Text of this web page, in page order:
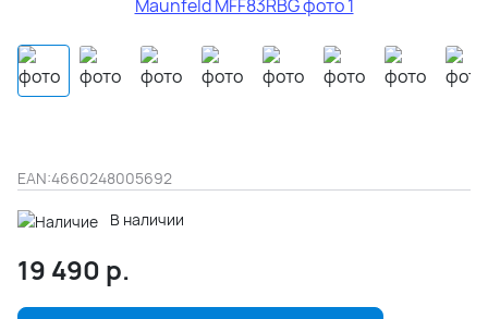
EAN:4660248005692
В наличии
19 490 р.